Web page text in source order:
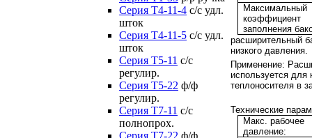
Серия Т4-11-4 с/с удл.
шток
Серия Т4-11-5 с/с удл.
шток
Серия Т5-11 с/с
регулир.
Серия Т5-22 ф/ф
регулир.
Серия Т7-11 с/с
полнопрох.
Серия Т7-22 ф/ф
Максимальный
коэффициент
заполнения
расширительный
низкого давления.
Применение:
используется для
теплоносителя в
Технические
Макс. рабочее
давление: